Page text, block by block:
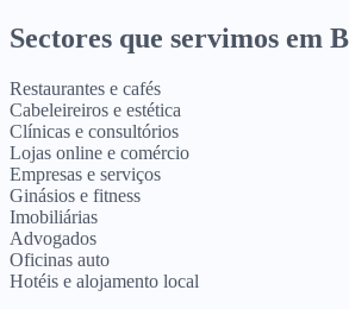
Sectores que servimos em
Restaurantes e cafés
Cabeleireiros e estética
Clínicas e consultórios
Lojas online e comércio
Empresas e serviços
Ginásios e fitness
Imobiliárias
Advogados
Oficinas auto
Hotéis e alojamento local